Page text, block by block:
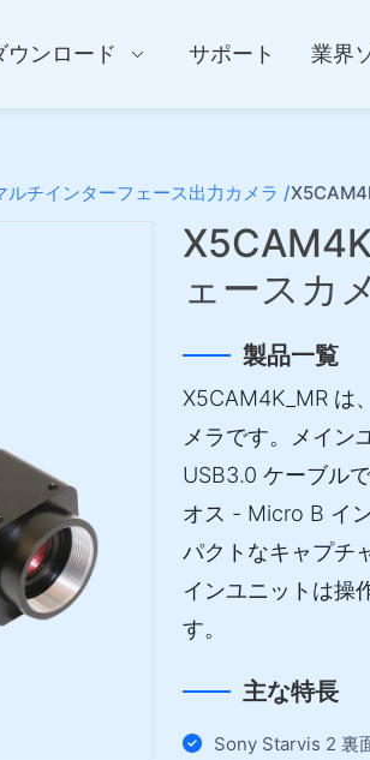
ウンロード サポート 業界
ルチインターフェース出力カメラ /
ェースカ
製品一覧
X5CAM4K_MR は
メラです。メイン
USB3.0 ケーブル
オス - Micro B イ
パクトなキャプチ
インユニットは操
す。
主な特長
Sony Starvis 2 裏